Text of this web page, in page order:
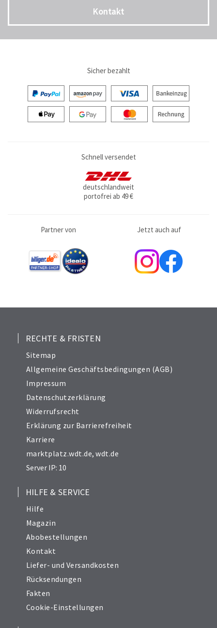
Kontakt
Sicher bezahlt
Schnell versendet
deutschlandweit
portofrei ab 49 €
Partner von Jetzt auch auf
RECHTE & FRISTEN
Sitemap
Allgemeine Geschäftsbedingungen (AGB)
Impressum
Datenschutzerklärung
Widerrufsrecht
Erklärung zur Barrierefreiheit
Karriere
marktplatz.wdt.de,wdt.de
Server IP: 10
HILFE & SERVICE
Hilfe
Magazin
Abobestellungen
Kontakt
Liefer- und Versandkosten
Rücksendungen
Fakten
Cookie-Einstellungen